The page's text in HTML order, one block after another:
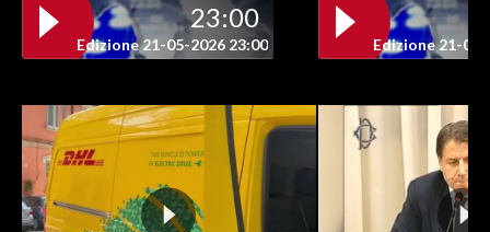
23:00
Edizione 21-05-2026 23:00 Edizione 21-05-